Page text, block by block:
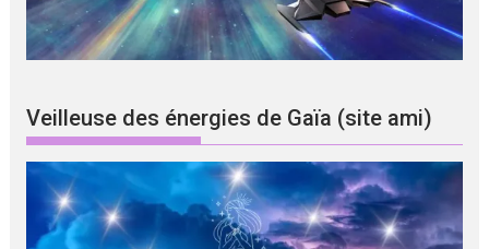
Veilleuse des énergies de Gaïa (site ami)